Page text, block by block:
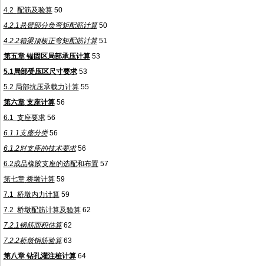
4.2 配筋及验算50
4.2.1悬臂部分负弯矩配筋计算50
4.2.2箱梁顶板正弯矩配筋计算51
第五章 锚固区局部承压计算53
5.1局部受压区尺寸要求53
5.2 局部抗压承载力计算55
第六章 支座计算56
6.1 支座要求56
6.1.1 支座分类56
6.1.2对支座的技术要求56
6.2成品橡胶支座的选配和布置57
第七章 桥墩计算59
7.1 桥墩内力计算59
7.2 桥墩配筋计算及验算62
7.2.1钢筋面积估算62
7.2.2桥墩钢筋验算63
第八章 钻孔灌注桩计算64